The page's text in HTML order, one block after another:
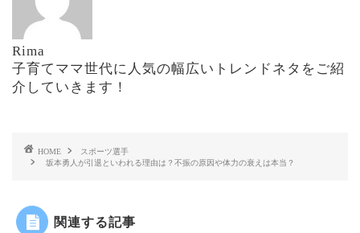
Rima
子育てママ世代に人気の幅広いトレンドネタをご紹
介していきます！
HOME
スポーツ選手
坂本勇人が引退といわれる理由は？不振の原因や体力の衰えは本当？
関連する記事